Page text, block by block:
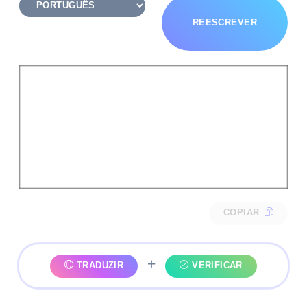
REESCREVER
COPIAR
TRADUZIR + VERIFICAR